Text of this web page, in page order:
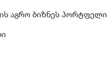
აგრო ბიზნეს პორტფელი